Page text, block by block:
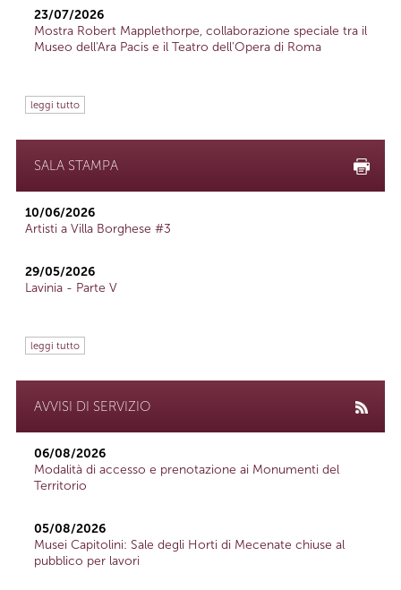
23/07/2026
Mostra Robert Mapplethorpe, collaborazione speciale tra il
Museo dell'Ara Pacis e il Teatro dell'Opera di Roma
leggi tutto
SALA STAMPA
10/06/2026
Artisti a Villa Borghese #3
29/05/2026
Lavinia - Parte V
leggi tutto
AVVISI DI SERVIZIO
06/08/2026
Modalità di accesso e prenotazione ai Monumenti del
Territorio
05/08/2026
Musei Capitolini: Sale degli Horti di Mecenate chiuse al
pubblico per lavori